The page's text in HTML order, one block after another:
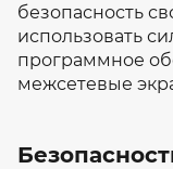
безопасность
использовать
программное
межсетевые